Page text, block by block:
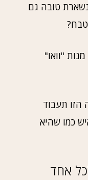
טובה גם
"וואו"
תעבוד
איכות עבור 200 איש כמו שהיא